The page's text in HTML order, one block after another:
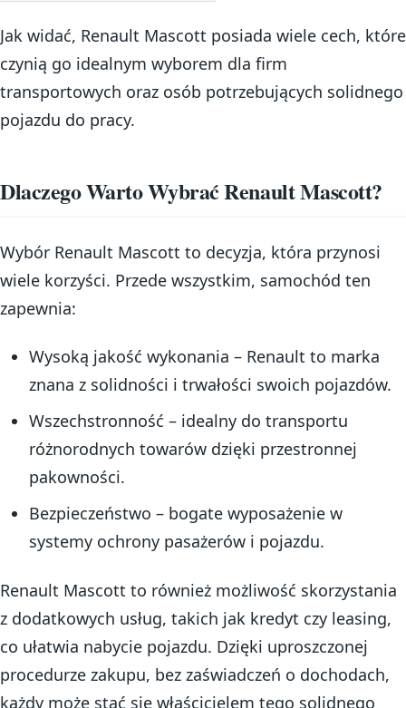
Jak widać, Renault Mascott posiada wiele cech, które
czynią go idealnym wyborem dla firm
transportowych oraz osób potrzebujących solidnego
pojazdu do pracy.
Dlaczego Warto Wybrać Renault Mascott?
Wybór Renault Mascott to decyzja, która przynosi
wiele korzyści. Przede wszystkim, samochód ten
zapewnia:
Wysoką jakość wykonania – Renault to marka
znana z solidności i trwałości swoich pojazdów.
Wszechstronność – idealny do transportu
różnorodnych towarów dzięki przestronnej
pakowności.
Bezpieczeństwo – bogate wyposażenie w
systemy ochrony pasażerów i pojazdu.
Renault Mascott to również możliwość skorzystania
z dodatkowych usług, takich jak kredyt czy leasing,
co ułatwia nabycie pojazdu. Dzięki uproszczonej
procedurze zakupu, bez zaświadczeń o dochodach,
każdy może stać się właścicielem tego solidnego